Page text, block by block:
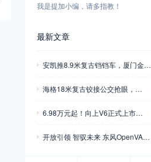
我是提加小编，请多指教！
最新文章
安凯推8.9米复古铛铛车，厦门金龙
9批新产品公示之M类客车篇（中）
海格18米复古铰接公交抢眼，大
8-409批新产品公示之M类客车篇
6.98万元起！向上V6正式上市，
新标杆
开放引领 智驭未来 东风OpenVAN